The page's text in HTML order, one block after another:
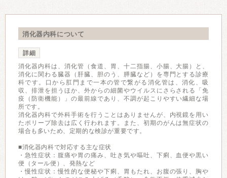
消化器内科について
詳細
消化器内科は、消化管（食道、胃、十二指腸、小腸、大腸）と、
消化に関わる臓器（肝臓、胆のう、膵臓など）を専門とする診療
科です。口から肛門まで一本の管で繋がる消化管は、消化、吸
収、排泄を担うほか、外からの細菌やウイルスにさらされる「免
疫（防衛機能）」の最前線であり、不調が起こりやすい繊細な場
所です。
消化器内科で外科手術を行うことはありませんが、内視鏡を用い
たポリープ除去は広く行われます。また、初期のがんは無症状の
場合も多いため、定期的な検診が重要です。
■消化器内科で対応する主な症状
・急性症状：腹痛や胃の痛み、吐き気や嘔吐、下痢、血便や黒い
便（タール便）、発熱など
・慢性症状：慢性的な便秘や下痢、胃もたれ、お腹の張り、胸や